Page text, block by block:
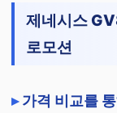
제네시스
로모션
가격 비교를